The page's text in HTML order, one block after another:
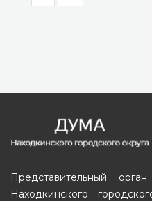
Представительный
Находкинского